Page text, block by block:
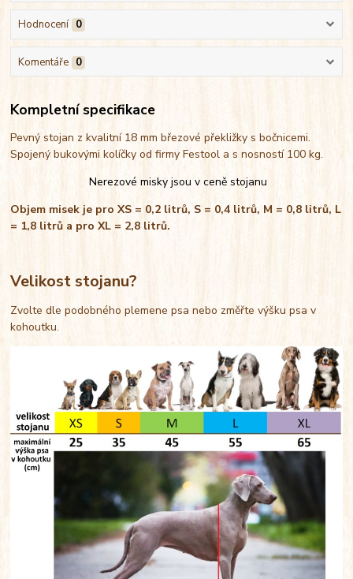
Hodnocení 0
Komentáře 0
Kompletní specifikace
Pevný stojan z kvalitní 18 mm březové překližky s bočnicemi.
Spojený bukovými kolíčky od firmy Festool a s nosností 100 kg.
Nerezové misky jsou v ceně stojanu
Objem misek je pro XS = 0,2 litrů, S = 0,4 litrů, M = 0,8 litrů, L
= 1,8 litrů a pro XL = 2,8 litrů.
Velikost stojanu?
Zvolte dle podobného plemene psa nebo změřte výšku psa v
kohoutku.